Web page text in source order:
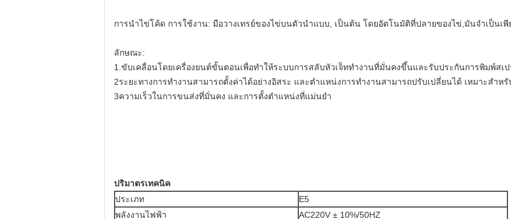
การนําไข่โค้ด การใช้งาน: มือวางเทรย์ของไข่บนตัวนําแบบ, เป็นต้น โดยอัตโนมัติที่ปลายของไข่,มันจําเป็นเ
ลักษณะ:
1.ขับเคลื่อนโดยเครื่องยนต์ขั้นตอนเพื่อทําให้ระบบการสลับหัวเจ็ททํางานที่มั่นคงขึ้นและรับประกันการพิมพ์สเ
2ระยะทางการทํางานสามารถตั้งค่าได้อย่างอิสระ และตําแหน่งการทํางานสามารถปรับเปลี่ยนได้ เหมาะสําห
3ความเร็วในการขนส่งที่มั่นคง และการตั้งตําแหน่งที่แม่นยํา
ปริมาตรเทคนิค
ประเภท
E5
พลังงานไฟฟ้า
AC220V ± 10%/50HZ